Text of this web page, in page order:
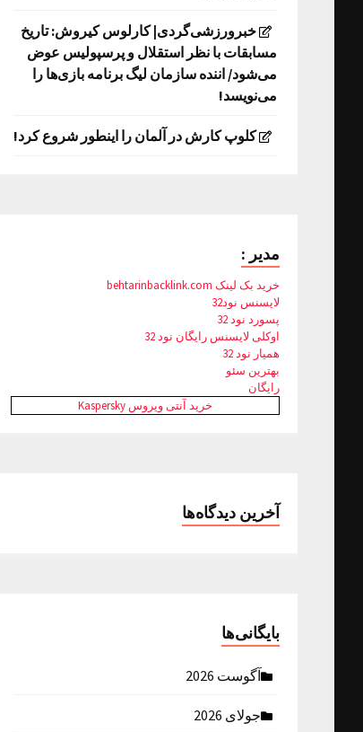
خبرورزشی‌گردی| کارلوس کیروش: تاریخ
مسابقات با نظر استقلال و پرسپولیس عوض
می‌شود/ اننده سازمان لیگ برنامه بازی‌ها را
می‌نویسد!
کلوپ کارش در آلمان را اینطور شروع کرد!
مدیر :
خرید بک لینک behtarinbacklink.com
لایسنس نود32
پسورد نود 32
اوکلی لایسنس رایگان نود 32
همیار نود 32
بهترین سئو
رایگان
خرید آنتی ویروس Kaspersky
آخرین دیدگاه‌ها
بایگانی‌ها
آگوست 2026
جولای 2026